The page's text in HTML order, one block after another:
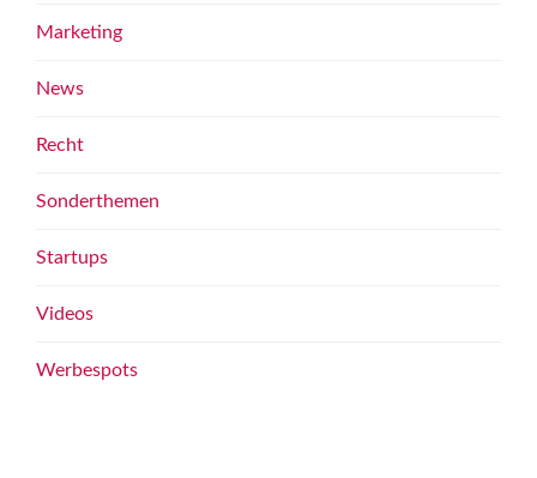
Marketing
News
Recht
Sonderthemen
Startups
Videos
Werbespots